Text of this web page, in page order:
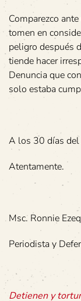
Comparezco
tomen en
peligro después
tiende hacer
Denuncia que
solo estaba
A los 30 días
Atentamente.
Msc. Ronnie
Periodista y
Detienen y